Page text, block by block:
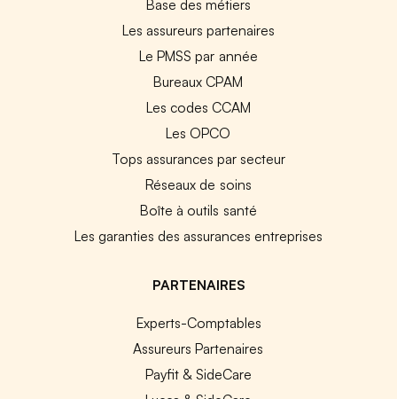
Base des métiers
Les assureurs partenaires
Le PMSS par année
Bureaux CPAM
Les codes CCAM
Les OPCO
Tops assurances par secteur
Réseaux de soins
Boîte à outils santé
Les garanties des assurances entreprises
PARTENAIRES
Experts-Comptables
Assureurs Partenaires
Payfit & SideCare